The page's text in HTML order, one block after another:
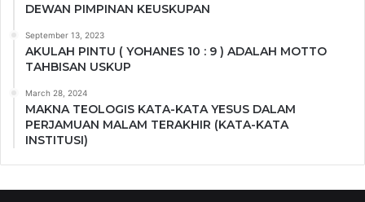
DEWAN PIMPINAN KEUSKUPAN
September 13, 2023
AKULAH PINTU ( YOHANES 10 : 9 ) ADALAH MOTTO
TAHBISAN USKUP
March 28, 2024
MAKNA TEOLOGIS KATA-KATA YESUS DALAM
PERJAMUAN MALAM TERAKHIR (KATA-KATA
INSTITUSI)